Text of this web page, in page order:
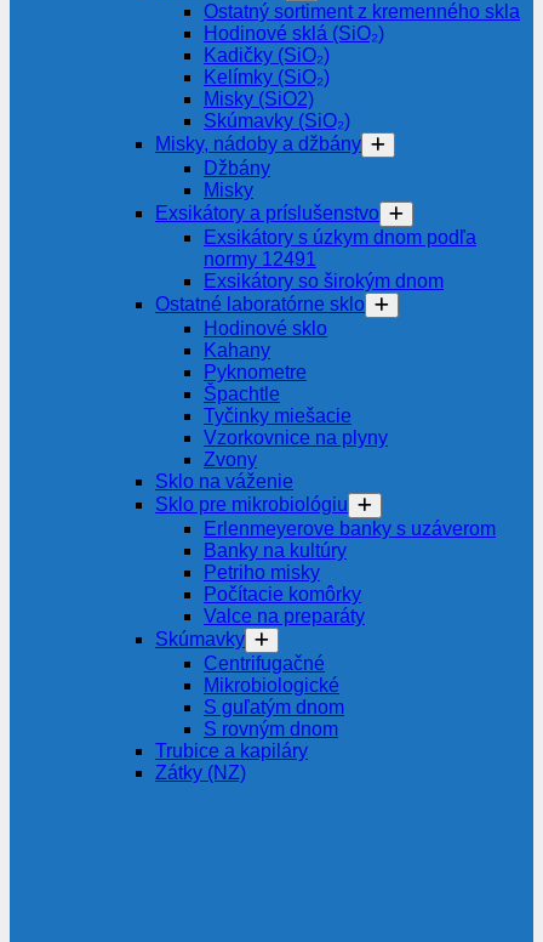
Ostatný sortiment z kremenného skla
Hodinové sklá (SiO₂)
Kadičky (SiO₂)
Kelímky (SiO₂)
Misky (SiO2)
Skúmavky (SiO₂)
Misky, nádoby a džbány
Džbány
Misky
Exsikátory a príslušenstvo
Exsikátory s úzkym dnom podľa
normy 12491
Exsikátory so širokým dnom
Ostatné laboratórne sklo
Hodinové sklo
Kahany
Pyknometre
Špachtle
Tyčinky miešacie
Vzorkovnice na plyny
Zvony
Sklo na váženie
Sklo pre mikrobiológiu
Erlenmeyerove banky s uzáverom
Banky na kultúry
Petriho misky
Počítacie komôrky
Valce na preparáty
Skúmavky
Centrifugačné
Mikrobiologické
S guľatým dnom
S rovným dnom
Trubice a kapiláry
Zátky (NZ)